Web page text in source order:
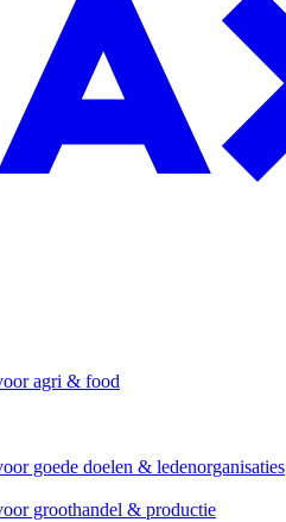
agri & food
goede doelen & ledenorganisaties
groothandel & productie